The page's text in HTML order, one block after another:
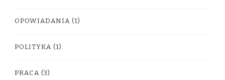
OPOWIADANIA (1)
POLITYKA (1)
PRACA (3)